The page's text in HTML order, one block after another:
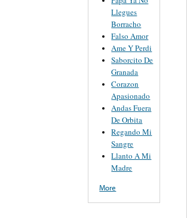
Llegues
Borracho
Falso Amor
Ame Y Perdi
Saborcito De
Granada
Corazon
Apasionado
Andas Fuera
De Orbita
Regando Mi
Sangre
Llanto A Mi
Madre
More